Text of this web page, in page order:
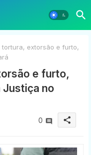
tortura, extorsão e furto,
e furto,
Justiça no
0 share